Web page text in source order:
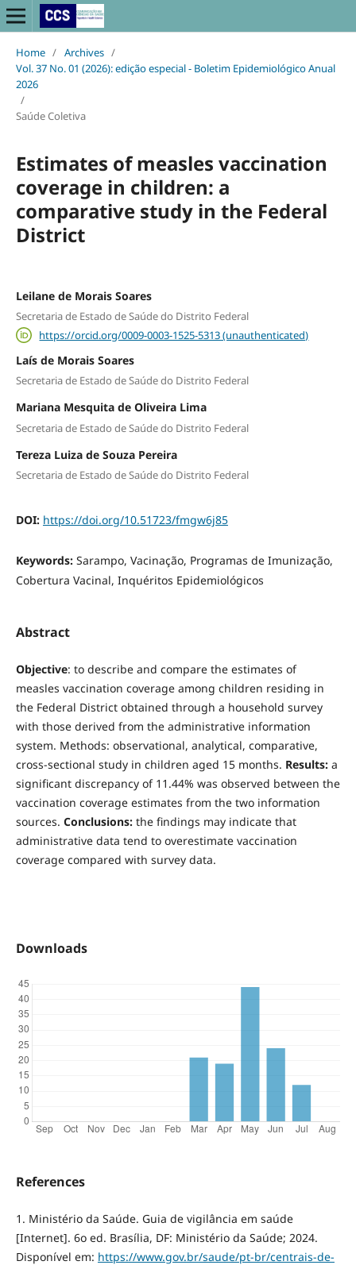
Home / Archives /
Vol. 37 No. 01 (2026): edição especial - Boletim Epidemiológico Anual
2026
/
Saúde Coletiva
Estimates of measles vaccination
coverage in children: a
comparative study in the Federal
District
Leilane de Morais Soares
Secretaria de Estado de Saúde do Distrito Federal
https://orcid.org/0009-0003-1525-5313 (unauthenticated)
Laís de Morais Soares
Secretaria de Estado de Saúde do Distrito Federal
Mariana Mesquita de Oliveira Lima
Secretaria de Estado de Saúde do Distrito Federal
Tereza Luiza de Souza Pereira
Secretaria de Estado de Saúde do Distrito Federal
DOI: https://doi.org/10.51723/fmgw6j85
Keywords: Sarampo, Vacinação, Programas de Imunização,
Cobertura Vacinal, Inquéritos Epidemiológicos
Abstract
Objective: to describe and compare the estimates of
measles vaccination coverage among children residing in
the Federal District obtained through a household survey
with those derived from the administrative information
system. Methods: observational, analytical, comparative,
cross-sectional study in children aged 15 months. Results: a
significant discrepancy of 11.44% was observed between the
vaccination coverage estimates from the two information
sources. Conclusions: the findings may indicate that
administrative data tend to overestimate vaccination
coverage compared with survey data.
Downloads
References
1. Ministério da Saúde. Guia de vigilância em saúde
[Internet]. 6o ed. Brasília, DF: Ministério da Saúde; 2024.
Disponível em: https://www.gov.br/saude/pt-br/centrais-de-